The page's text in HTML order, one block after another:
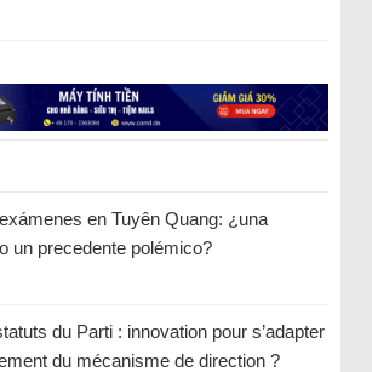
en Tuyên Quang: ¿una
un precedente polémico?
du Parti : innovation pour s’adapter
du mécanisme de direction ?